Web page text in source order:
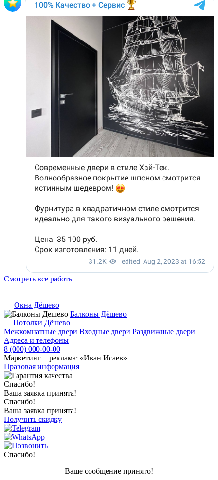
Смотреть все работы
Окна Дёшево
Балконы Дёшево
Потолки Дёшево
Межкомнатные двери Входные двери Раздвижные двери
Адреса и телефоны
8 (000) 000-00-00
Маркетинг + реклама: «Иван Исаев»
Правовая информация
Спасибо!
Ваша заявка принята!
Спасибо!
Ваша заявка принята!
Получить скидку
Спасибо!
Ваше сообщение принято!